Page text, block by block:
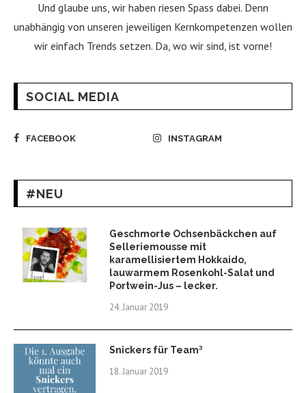
Und glaube uns, wir haben riesen Spass dabei. Denn
unabhängig von unseren jeweiligen Kernkompetenzen wollen
wir einfach Trends setzen. Da, wo wir sind, ist vorne!
SOCIAL MEDIA
FACEBOOK INSTAGRAM
#NEU
Geschmorte Ochsenbäckchen auf
Selleriemousse mit
karamellisiertem Hokkaido,
lauwarmem Rosenkohl-Salat und
Portwein-Jus – lecker.
24. Januar 2019
Snickers für Team³
18. Januar 2019